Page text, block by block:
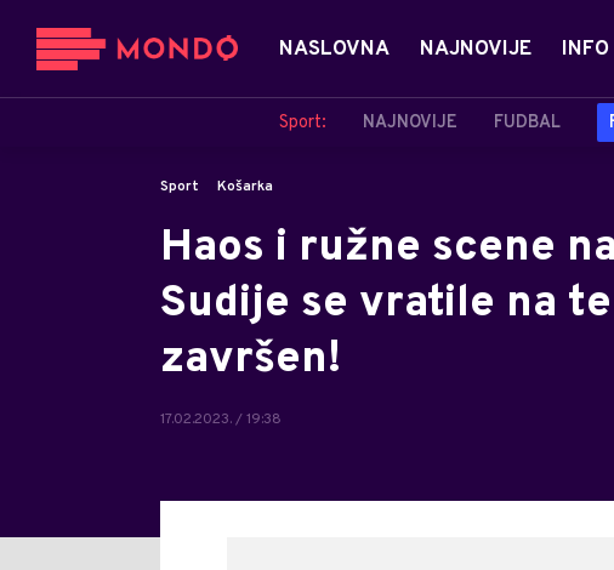
NASLOVNA NAJNOVIJE INFO
Sport: NAJNOVIJE FUDBAL
Sport Košarka
Haos i ružne scene
Sudije se vratile na
završen!
17.02.2023. / 19:38